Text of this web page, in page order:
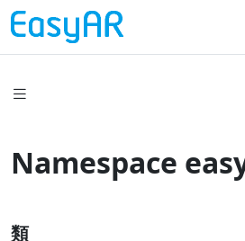
Namespace
類